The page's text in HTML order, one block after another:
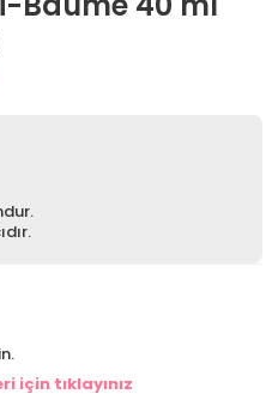
tıklayınız